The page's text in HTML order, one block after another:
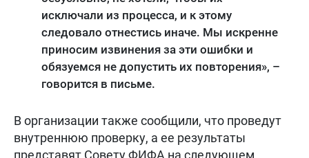
исключали из процесса, и к этому
следовало отнестись иначе. Мы искренне
приносим извинения за эти ошибки и
обязуемся не допустить их повторения», –
говорится в письме.
В организации также сообщили, что проведут
внутреннюю проверку, а ее результаты
представят Совету ФИФА на следующем